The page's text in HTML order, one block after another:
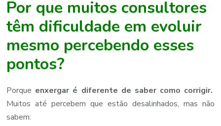
Por que muitos consultores
têm dificuldade em evoluir
mesmo percebendo esses
pontos?
Porque enxergar é diferente de saber como corrigir.
Muitos até percebem que estão desalinhados, mas não
sabem: